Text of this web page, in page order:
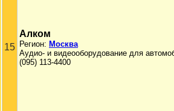
15
Алком
Регион: Москва
Аудио- и видеооборудование для
(095) 113-4400